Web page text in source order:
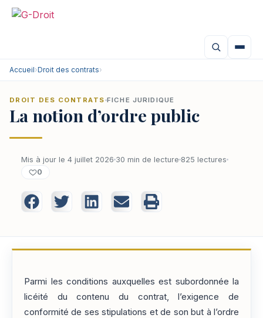
Accueil›Droit des contrats›
DROIT DES CONTRATS FICHE JURIDIQUE
La notion d’ordre public
Mis à jour le 4 juillet 2026 30 min de lecture 825 lectures
0
Parmi les conditions auxquelles est subordonnée la
licéité du contenu du contrat, l’exigence de
conformité de ses stipulations et de son but à l’ordre